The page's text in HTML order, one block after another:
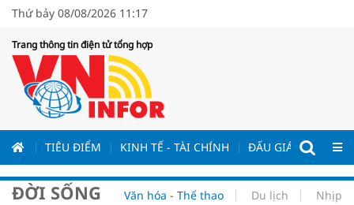
Thứ bảy 08/08/2026 11:17
Trang thông tin điện tử tổng hợp
TIÊU ĐIỂM KINH TẾ - TÀI CHÍNH ĐẤU GIÁ - ĐẤU
ĐỜI SỐNG Văn hóa - Thể thao Du lịch Nhịp